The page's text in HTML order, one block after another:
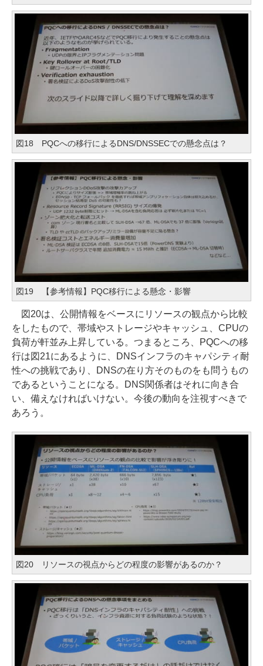
図18 PQCへの移行によるDNS/DNSSECでの懸念点は？
図19 【参考情報】PQC移行による懸念・影響
図20は、公開情報をベースにリソースの観点から比較
をしたもので、帯域やストレージやキャッシュ、CPUの
負荷が軒並み上昇している。つまるところ、PQCへの移
行は図21にあるように、DNSインフラのキャパシティ耐
性への挑戦であり、DNSの在り方そのものをも問うもの
であるということになる。DNS関係者はそれに向き合
い、備えなければいけない。今後の動向を注視すべきで
あろう。
図20 リソースの視点からどの程度の影響があるのか？